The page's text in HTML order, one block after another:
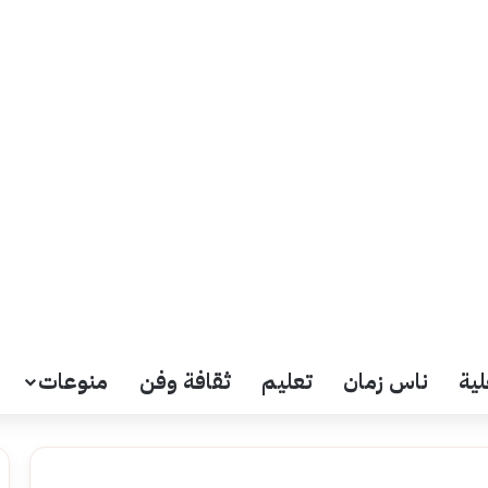
ناس زمان تعليم ثقافة وفن منوعات